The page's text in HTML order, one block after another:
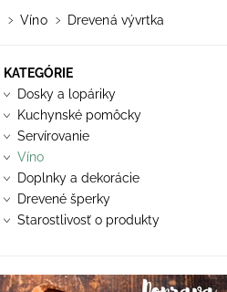
CENY DOPRAVY
REFERENCIE
Víno Drevená vývrtka
KATEGÓRIE
Dosky a lopáriky
Kuchynské pomôcky
Servírovanie
Víno
Doplnky a dekorácie
Drevené šperky
Starostlivosť o produkty